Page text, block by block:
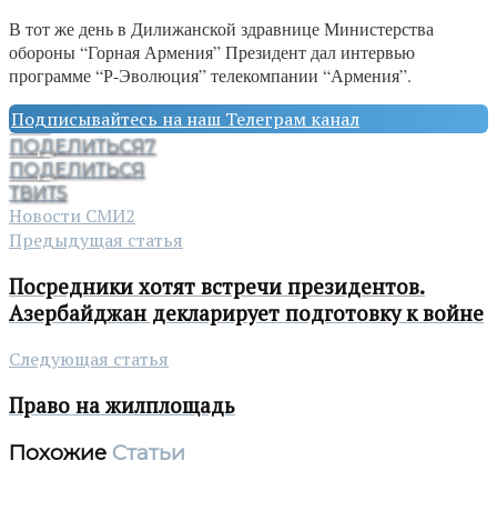
В тот же день в Дилижанской здравнице Министерства
обороны “Горная Армения” Президент дал интервью
программе “Р-Эволюция” телекомпании “Армения”.
Подписывайтесь на наш Телеграм канал
ПОДЕЛИТЬСЯ7
ПОДЕЛИТЬСЯ
ТВИТ5
Новости СМИ2
Предыдущая статья
Посредники хотят встречи президентов.
Азербайджан декларирует подготовку к войне
Следующая статья
Право на жилплощадь
Похожие Статьи